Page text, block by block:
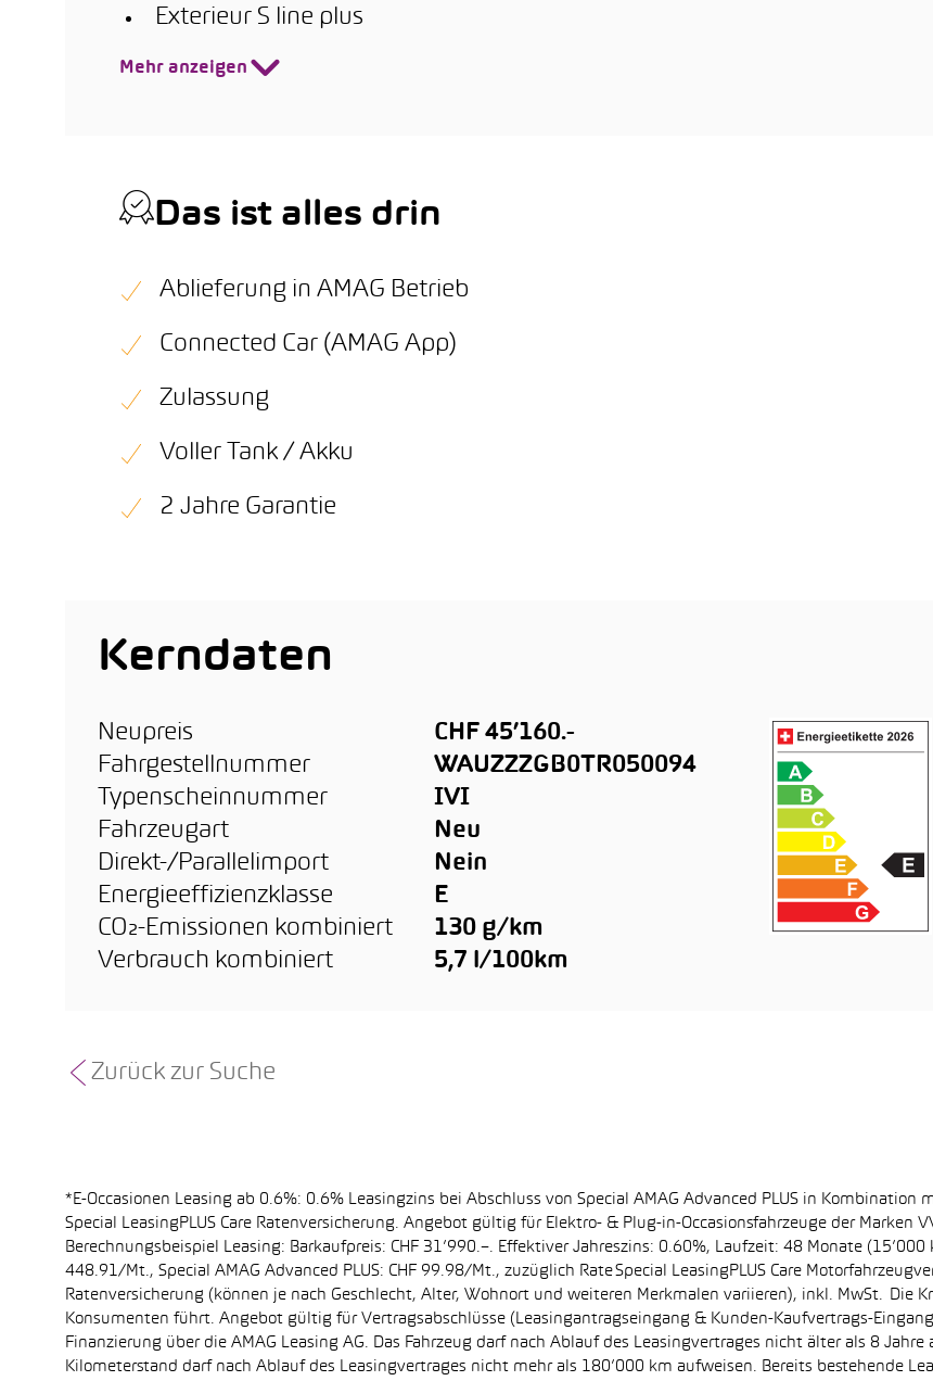
Exterieur S line plus
Mehr anzeigen
Das ist alles drin
Ablieferung in AMAG Betrieb
Connected Car (AMAG App)
Zulassung
Voller Tank / Akku
2 Jahre Garantie
Kerndaten
Neupreis
CHF 45’160.-
Fahrgestellnummer
WAUZZZGB0TR050094
Typenscheinnummer
IVI
Fahrzeugart
Neu
Direkt-/Parallelimport
Nein
Energieeffizienzklasse
E
CO₂-Emissionen kombiniert
130 g/km
Verbrauch kombiniert
5,7 l/100km
Zurück zur Suche
*E-Occasionen Leasing ab 0.6%: 0.6% Leasingzins bei Abschluss von Special AMAG Advanced PLUS in Kombination
Special LeasingPLUS Care Ratenversicherung. Angebot gültig für Elektro- & Plug-in-Occasionsfahrzeuge der Marken
Berechnungsbeispiel Leasing: Barkaufpreis: CHF 31’990.–. Effektiver Jahreszins: 0.60%, Laufzeit: 48 Monate
448.91/Mt., Special AMAG Advanced PLUS: CHF 99.98/Mt., zuzüglich Rate Special LeasingPLUS Care
Ratenversicherung (können je nach Geschlecht, Alter, Wohnort und weiteren Merkmalen variieren), inkl. MwSt. Die
Konsumenten führt. Angebot gültig für Vertragsabschlüsse (Leasingantragseingang & Kunden-Kaufvertrags-
Finanzierung über die AMAG Leasing AG. Das Fahrzeug darf nach Ablauf des Leasingvertrages nicht älter als 8
Kilometerstand darf nach Ablauf des Leasingvertrages nicht mehr als 180’000 km aufweisen. Bereits bestehende